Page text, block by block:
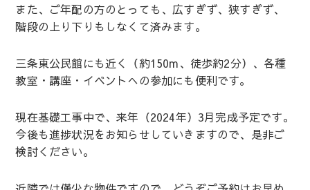
また、ご年配の方のとっても、広すぎず、狭すぎず、
階段の上り下りもしなくて済みます。
三条東公民館にも近く（約150m、徒歩約2分）、各種
教室・講座・イベントへの参加にも便利です。
現在基礎工事中で、来年（2024年）3月完成予定です。
今後も進捗状況をお知らせしていきますので、是非ご
検討ください。